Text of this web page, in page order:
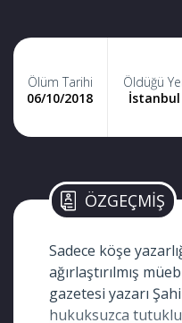
Ölüm Tarihi
06/10/2018
Öldüğü
İstanbul
ÖZGEÇMİŞ
Sadece köşe
ağırlaştırılmış
gazetesi yazarı
hukuksuzca tutuklu